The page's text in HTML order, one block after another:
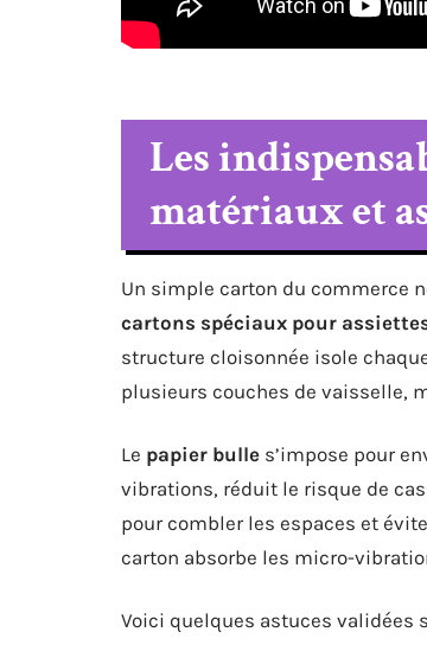
Les
matériaux et
Un simple carton du commerce
cartons spéciaux pour
structure cloisonnée isole
plusieurs couches de vaisselle,
Le papier bulle s’impose pour
vibrations, réduit le risque de
pour combler les espaces et
carton absorbe les micro-
Voici quelques astuces validées